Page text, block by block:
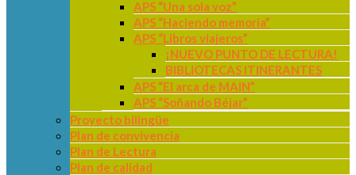
APS “Una sola voz”
APS “Haciendo memoria”
APS “Libros viajeros”
¡NUEVO PUNTO DE LECTURA!
BIBLIOTECAS ITINERANTES
APS “El arca de MAIN”
APS “Soñando Béjar”
Proyecto bilingüe
Plan de convivencia
Plan de Lectura
Plan de calidad